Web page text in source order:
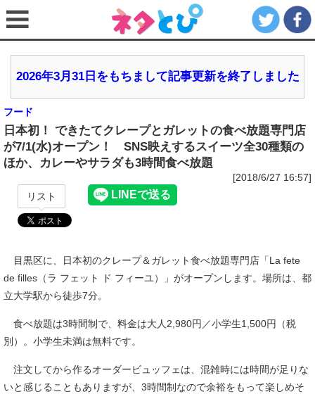
2026年3月31日をもちまして記事更新を終了しました
フード
日本初！ できたてクレープとガレットの食べ放題専門店
が7/1(水)オープン！ SNS映えするスイーツ全30種類の
ほか、カレーやサラダも3時間食べ放題
[2018/6/27 16:57]
リスト
目黒区に、日本初のクレープ＆ガレット食べ放題専門店「La fete
de filles（ラ フェット ド フィーユ）」がオープンします。場所は、都
立大学駅から徒歩7分。
食べ放題は3時間制で、料金は大人2,980円／小学生1,500円（税
別）。小学生未満は無料です。
注文してから作るオーダービュッフェは、混雑時には時間が足りな
いと感じることもありますが、3時間制なので余裕をもって楽しめそ